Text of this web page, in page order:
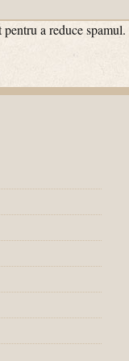
a reduce spamul.